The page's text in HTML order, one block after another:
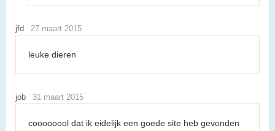
jfd 27 maart 2015
leuke dieren
job 31 maart 2015
coooooool dat ik eidelijk een goede site heb gevonden